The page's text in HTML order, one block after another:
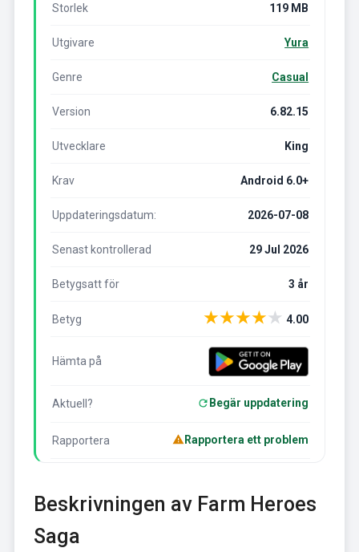
Storlek 119 MB
Utgivare Yura
Genre Casual
Version 6.82.15
Utvecklare King
Krav Android 6.0+
Uppdateringsdatum: 2026-07-08
Senast kontrollerad 29 Jul 2026
Betygsatt för 3 år
Betyg ★★★★★ 4.00
Hämta på
Aktuell? Begär uppdatering
Rapportera Rapportera ett problem
Beskrivningen av Farm Heroes
Saga